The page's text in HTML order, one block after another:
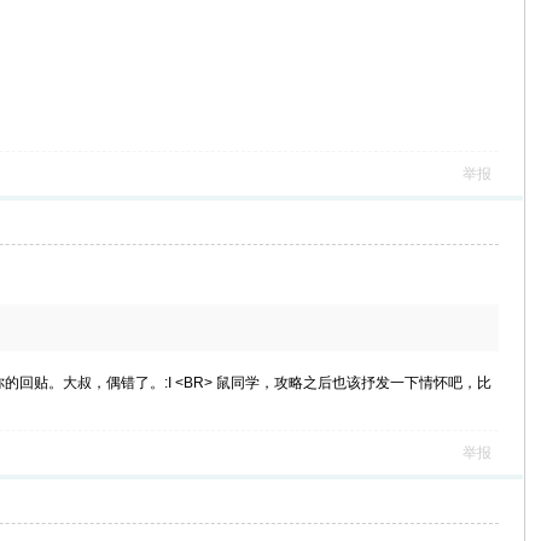
举报
回贴。大叔，偶错了。:I <BR> 鼠同学，攻略之后也该抒发一下情怀吧，比
举报